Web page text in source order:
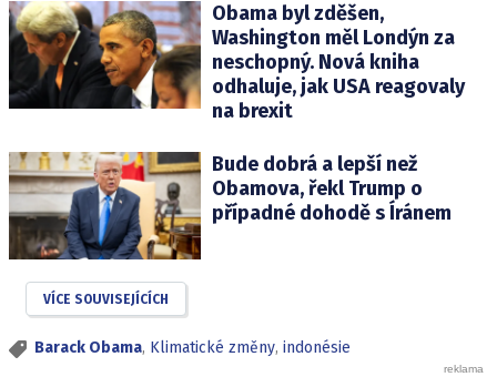
Obama byl zděšen,
Washington měl Londýn za
neschopný. Nová kniha
odhaluje, jak USA reagovaly
na brexit
Bude dobrá a lepší než
Obamova, řekl Trump o
případné dohodě s Íránem
VÍCE SOUVISEJÍCÍCH
Barack Obama, Klimatické změny, indonésie